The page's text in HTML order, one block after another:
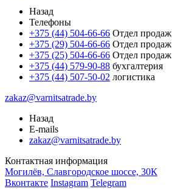
Назад
Телефоны
+375 (44) 504-66-66 Отдел продаж
+375 (29) 504-66-66 Отдел продаж
+375 (25) 504-66-66 Отдел продаж
+375 (44) 579-90-88 бухгалтерия
+375 (44) 507-50-02 логистика
zakaz@varnitsatrade.by
Назад
E-mails
zakaz@varnitsatrade.by
Контактная информация
Могилёв, Славгородское шоссе, 30К
Вконтакте Instagram Telegram